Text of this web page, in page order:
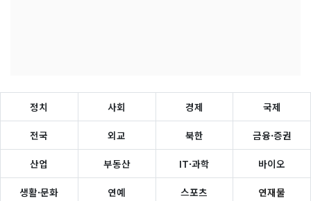
정치 사회 경제 국제
전국 외교 북한 금융·증권
산업 부동산 IT·과학 바이오
생활·문화 연예 스포츠 연재물